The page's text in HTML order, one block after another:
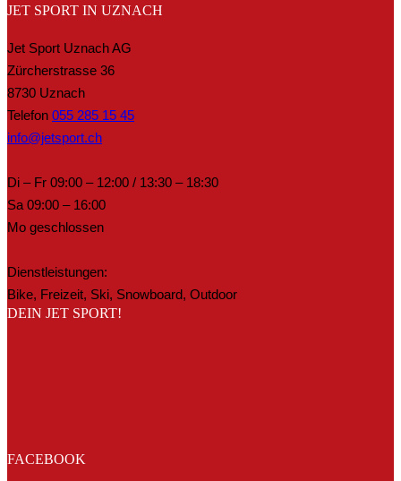
JET SPORT IN UZNACH
Jet Sport Uznach AG
Zürcherstrasse 36
8730 Uznach
Telefon 055 285 15 45
info@jetsport.ch
Di – Fr 09:00 – 12:00 / 13:30 – 18:30
Sa 09:00 – 16:00
Mo geschlossen
Dienstleistungen:
Bike, Freizeit, Ski, Snowboard, Outdoor
DEIN JET SPORT!
FACEBOOK